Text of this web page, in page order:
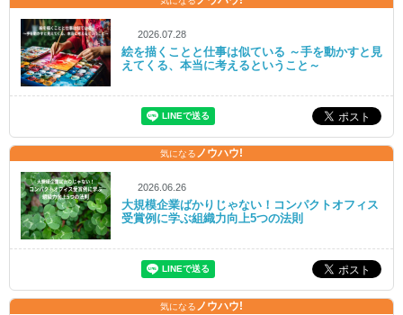
2026.07.28
絵を描くことと仕事は似ている ～手を動かすと見
えてくる、本当に考えるということ～
気になる ノウハウ!
2026.06.26
大規模企業ばかりじゃない！コンパクトオフィス
受賞例に学ぶ組織力向上5つの法則
気になる ノウハウ!